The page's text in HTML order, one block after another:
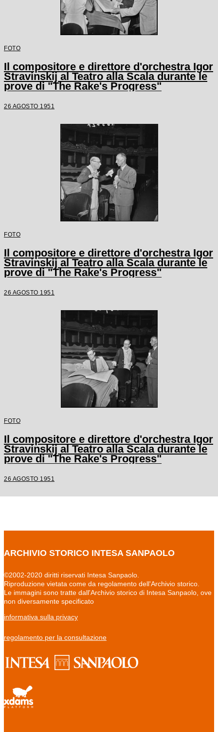
FOTO
Il compositore e direttore d'orchestra Igor
Stravinskij al Teatro alla Scala durante le
prove di "The Rake's Progress"
26 AGOSTO 1951
FOTO
Il compositore e direttore d'orchestra Igor
Stravinskij al Teatro alla Scala durante le
prove di "The Rake's Progress"
26 AGOSTO 1951
FOTO
Il compositore e direttore d'orchestra Igor
Stravinskij al Teatro alla Scala durante le
prove di "The Rake's Progress"
26 AGOSTO 1951
ARCHIVIO STORICO INTESA SANPAOLO
©2002-2020 diritti riservati Intesa Sanpaolo.
Riproduzione vietata come da regolamento dell'Archivio storico.
Le immagini sono tratte dall'Archivio storico di Intesa Sanpaolo, ove
non diversamente specificato
informativa sulla privacy
regolamento per la consultazione